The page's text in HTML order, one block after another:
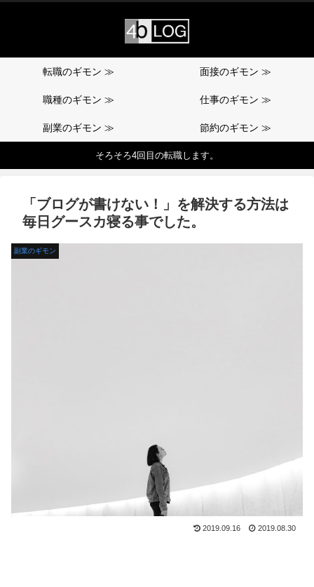
転職のギモン ≫ 面接のギモン ≫
職種のギモン ≫ 仕事のギモン ≫
副業のギモン ≫ 節約のギモン ≫
そろそろ4回目の転職します。
「ブログが書けない！」を解決する方法は
毎日グースカ寝る事でした。
副業のギモン
2019.09.16 2019.08.30